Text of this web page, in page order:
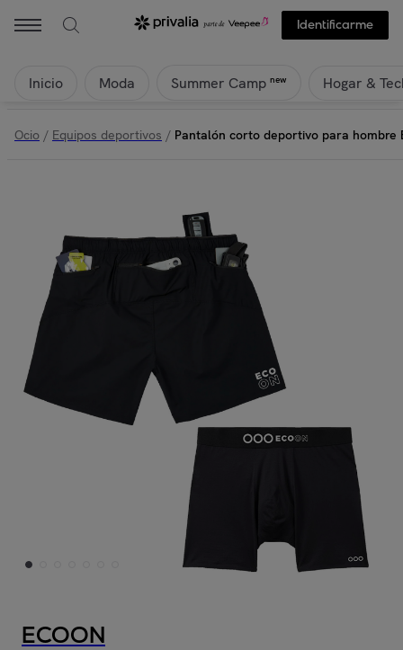
Identificarme
Inicio Moda Summer Camp new Hogar &
Ocio / Equipos deportivos / Pantalón corto deportivo para hombre
ECOON